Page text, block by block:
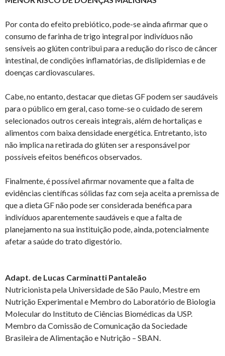
Por conta do efeito prebiótico, pode-se ainda afirmar que o
consumo de farinha de trigo integral por indivíduos não
sensíveis ao glúten contribui para a redução do risco de câncer
intestinal, de condições inflamatórias, de dislipidemias e de
doenças cardiovasculares.
Cabe, no entanto, destacar que dietas GF podem ser saudáveis
para o público em geral, caso tome-se o cuidado de serem
selecionados outros cereais integrais, além de hortaliças e
alimentos com baixa densidade energética. Entretanto, isto
não implica na retirada do glúten ser a responsável por
possíveis efeitos benéficos observados.
Finalmente, é possível afirmar novamente que a falta de
evidências científicas sólidas faz com seja aceita a premissa de
que a dieta GF não pode ser considerada benéfica para
indivíduos aparentemente saudáveis e que a falta de
planejamento na sua instituição pode, ainda, potencialmente
afetar a saúde do trato digestório.
Adapt. de Lucas Carminatti Pantaleão
Nutricionista pela Universidade de São Paulo, Mestre em
Nutrição Experimental e Membro do Laboratório de Biologia
Molecular do Instituto de Ciências Biomédicas da USP.
Membro da Comissão de Comunicação da Sociedade
Brasileira de Alimentação e Nutrição – SBAN.